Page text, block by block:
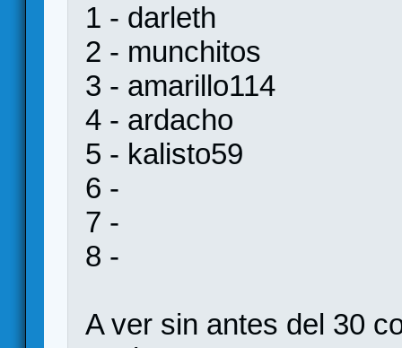
1 - darleth
2 - munchitos
3 - amarillo114
4 - ardacho
5 - kalisto59
6 -
7 -
8 -
A ver sin antes del 30